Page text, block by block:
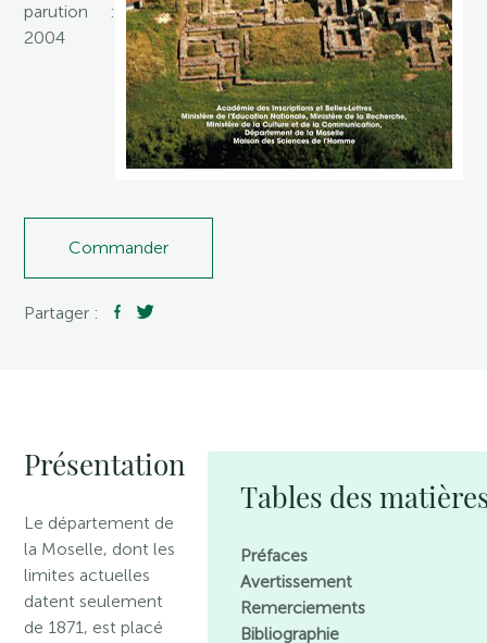
parution :
2004
Commander
Partager :
Présentation
Le département de
la Moselle, dont les
limites actuelles
datent seulement
de 1871, est placé
Tables des
Préfaces
Avertissement
Remerciements
Bibliographie